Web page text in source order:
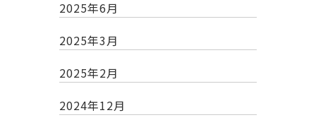
2025年6月
2025年3月
2025年2月
2024年12月